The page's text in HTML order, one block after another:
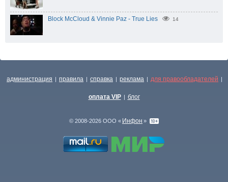
Block McCloud & Vinnie Paz - True Lies 14
администрация | правила | справка | реклама | для правообладателей |
оплата VIP | блог
© 2008-2026 ООО « Инфон »